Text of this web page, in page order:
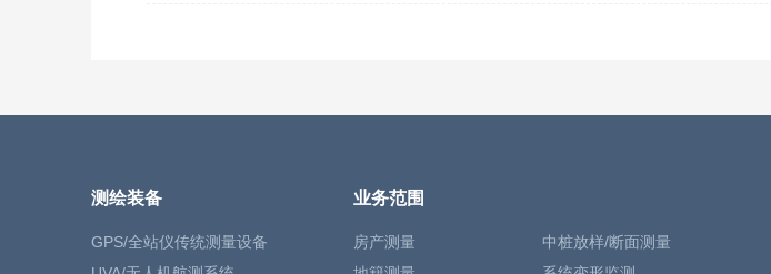
测绘装备
GPS/全站仪传统测量设备
业务范围
房产测量
中桩放样/断面测量